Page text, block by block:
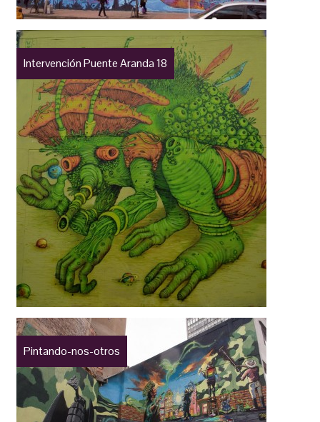
Intervención Puente Aranda 18
Pintando-nos-otros